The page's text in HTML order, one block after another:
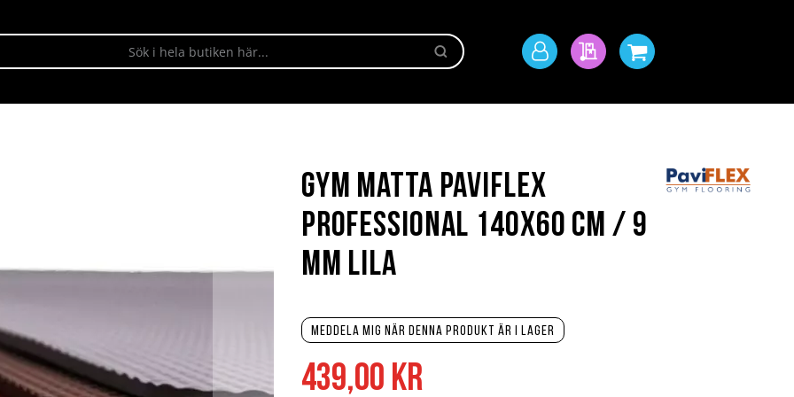
Sök
Mitt
Min offertMin kundvagn
439,00 kr
Meddela mig när denna produkt är i lager
Gym matta PaviFlex
Professional 140x60 cm / 9
mm lila